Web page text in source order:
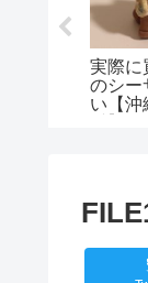
実際に
のシー
い【沖